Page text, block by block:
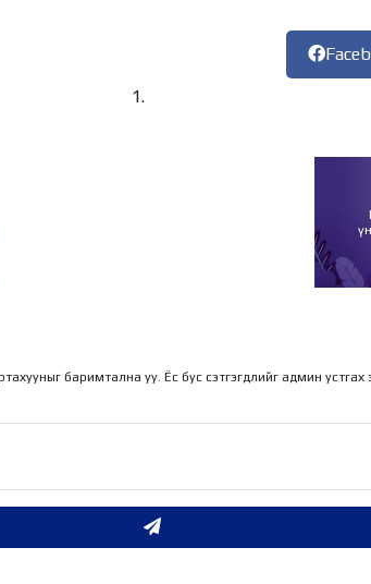
баримтална уу. Ёс бус сэтгэгдлийг админ устгах